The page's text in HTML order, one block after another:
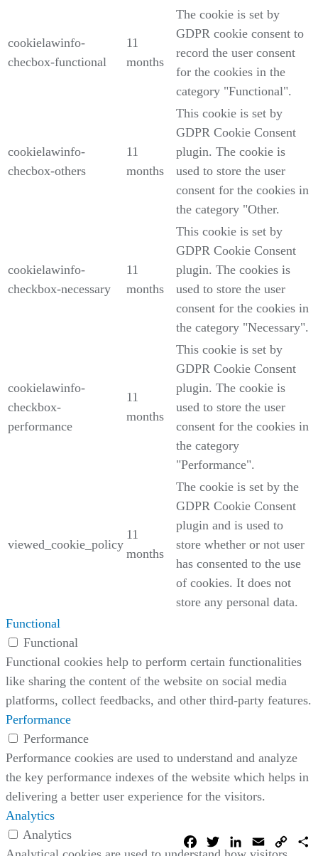
FacebookTwitterLinkedIn
Email Copy
Link
cookielawinfo-
checbox-functional
11
months
The cookie is set by
GDPR cookie consent to
record the user consent
for the cookies in the
category "Functional".
cookielawinfo-
checbox-others
11
months
This cookie is set by
GDPR Cookie Consent
plugin. The cookie is
used to store the user
consent for the cookies in
the category "Other.
cookielawinfo-
checkbox-necessary
11
months
This cookie is set by
GDPR Cookie Consent
plugin. The cookies is
used to store the user
consent for the cookies in
the category "Necessary".
cookielawinfo-
checkbox-
performance
11
months
This cookie is set by
GDPR Cookie Consent
plugin. The cookie is
used to store the user
consent for the cookies in
the category
"Performance".
viewed_cookie_policy
11
months
The cookie is set by the
GDPR Cookie Consent
plugin and is used to
store whether or not user
has consented to the use
of cookies. It does not
store any personal data.
Functional
Functional
Functional cookies help to perform certain functionalities
like sharing the content of the website on social media
platforms, collect feedbacks, and other third-party features.
Performance
Performance
Performance cookies are used to understand and analyze
the key performance indexes of the website which helps in
delivering a better user experience for the visitors.
Analytics
Analytics